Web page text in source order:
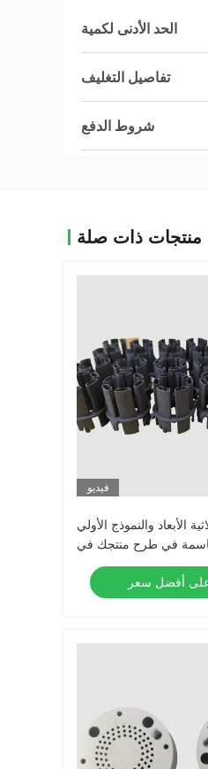
الحد الأدنى لكمية
تفاصيل التغليف
شروط الدفع
منتجات ذات صلة
فيديو
الأبعاد والنموذج الأولي
في طرح منتجك في
السوق
أفضل سعر